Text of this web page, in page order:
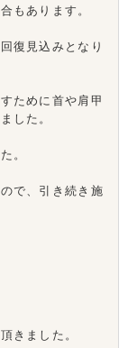
もあります。
復見込みとなり
ために首や肩甲
した。
。
で、引き続き施
きました。